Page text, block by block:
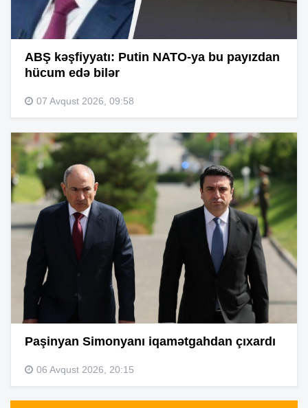
ABŞ kəşfiyyatı: Putin NATO-ya bu payızdan
hücum edə bilər
07 Avqust 2026, 09:58
Paşinyan Simonyanı iqamətgahdan çıxardı
06 Avqust 2026, 20:15